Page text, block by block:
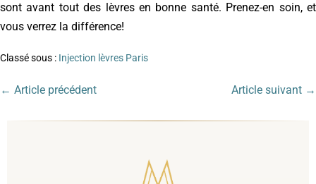
sont avant tout des lèvres en bonne santé. Prenez-en soin, et
vous verrez la différence!
Classé sous : Injection lèvres Paris
← Article précédent Article suivant →